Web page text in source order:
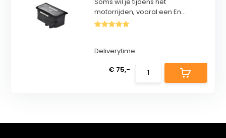
motorrijden, vooral een En...
Deliverytime
€ 75,-